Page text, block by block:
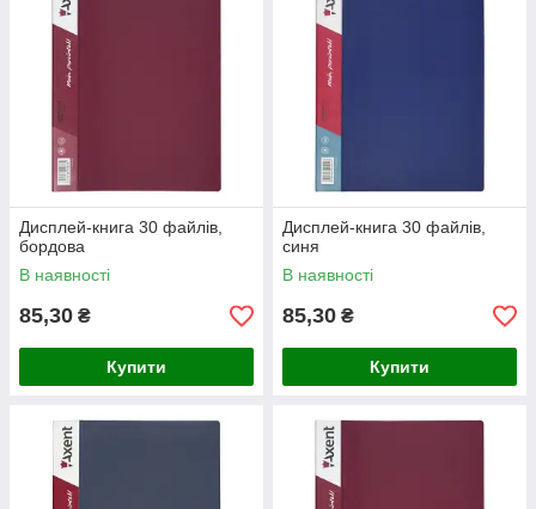
Дисплей-книга 30 файлів,
бордова
В наявності
85,30 ₴
Купити
Дисплей-книга 30 файлів,
синя
В наявності
85,30 ₴
Купити